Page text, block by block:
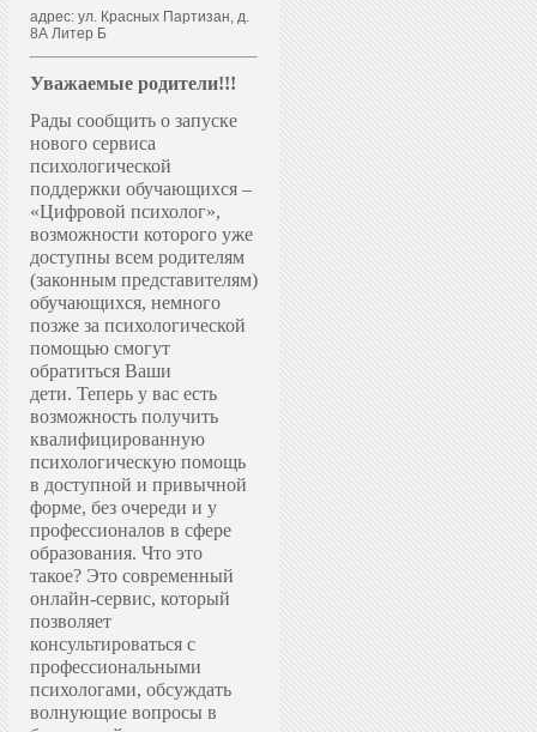
адрес: ул. Красных Партизан, д.
8А Литер Б
Уважаемые родители!!!
Рады сообщить о запуске
нового сервиса
психологической
поддержки обучающихся –
«Цифровой психолог»,
возможности которого уже
доступны всем родителям
(законным представителям)
обучающихся, немного
позже за психологической
помощью смогут
обратиться Ваши
дети. Теперь у вас есть
возможность получить
квалифицированную
психологическую помощь
в доступной и привычной
форме, без очереди и у
профессионалов в сфере
образования. Что это
такое? Это современный
онлайн-сервис, который
позволяет
консультироваться с
профессиональными
психологами, обсуждать
волнующие вопросы в